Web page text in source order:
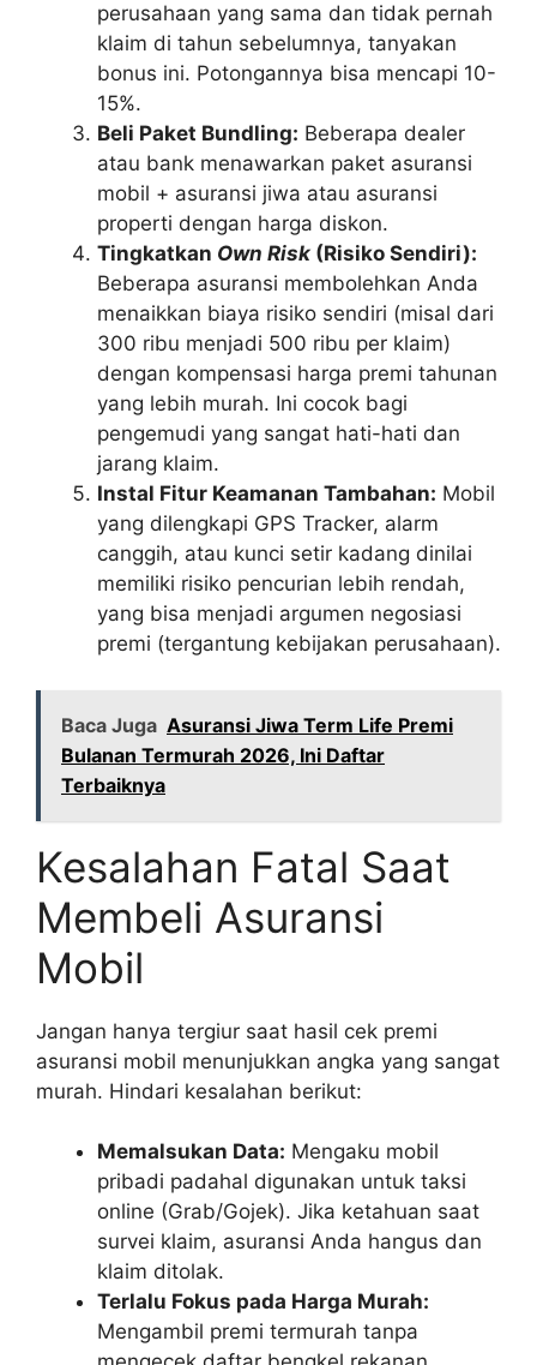
perusahaan yang sama dan tidak pernah
klaim di tahun sebelumnya, tanyakan
bonus ini. Potongannya bisa mencapi 10-
15%.
Beli Paket Bundling: Beberapa dealer
atau bank menawarkan paket asuransi
mobil + asuransi jiwa atau asuransi
properti dengan harga diskon.
Tingkatkan Own Risk (Risiko Sendiri):
Beberapa asuransi membolehkan Anda
menaikkan biaya risiko sendiri (misal dari
300 ribu menjadi 500 ribu per klaim)
dengan kompensasi harga premi tahunan
yang lebih murah. Ini cocok bagi
pengemudi yang sangat hati-hati dan
jarang klaim.
Instal Fitur Keamanan Tambahan: Mobil
yang dilengkapi GPS Tracker, alarm
canggih, atau kunci setir kadang dinilai
memiliki risiko pencurian lebih rendah,
yang bisa menjadi argumen negosiasi
premi (tergantung kebijakan perusahaan).
Baca Juga Asuransi Jiwa Term Life Premi
Bulanan Termurah 2026, Ini Daftar
Terbaiknya
Kesalahan Fatal Saat
Membeli Asuransi
Mobil
Jangan hanya tergiur saat hasil cek premi
asuransi mobil menunjukkan angka yang sangat
murah. Hindari kesalahan berikut:
Memalsukan Data: Mengaku mobil
pribadi padahal digunakan untuk taksi
online (Grab/Gojek). Jika ketahuan saat
survei klaim, asuransi Anda hangus dan
klaim ditolak.
Terlalu Fokus pada Harga Murah:
Mengambil premi termurah tanpa